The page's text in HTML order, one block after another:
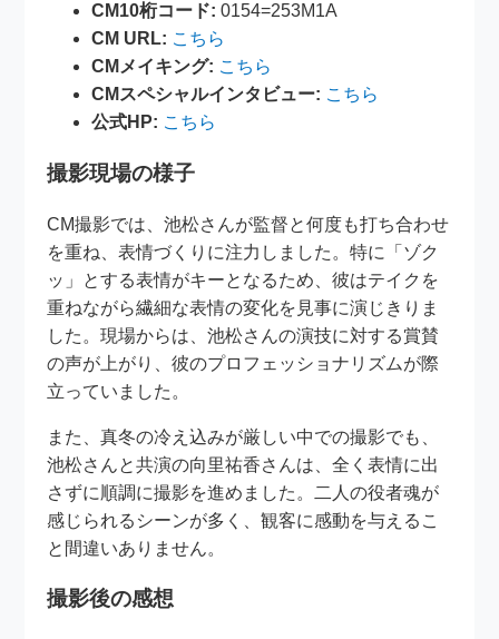
CM10桁コード: 0154=253M1A
CM URL: こちら
CMメイキング: こちら
CMスペシャルインタビュー: こちら
公式HP: こちら
撮影現場の様子
CM撮影では、池松さんが監督と何度も打ち合わせ
を重ね、表情づくりに注力しました。特に「ゾク
ッ」とする表情がキーとなるため、彼はテイクを
重ねながら繊細な表情の変化を見事に演じきりま
した。現場からは、池松さんの演技に対する賞賛
の声が上がり、彼のプロフェッショナリズムが際
立っていました。
また、真冬の冷え込みが厳しい中での撮影でも、
池松さんと共演の向里祐香さんは、全く表情に出
さずに順調に撮影を進めました。二人の役者魂が
感じられるシーンが多く、観客に感動を与えるこ
と間違いありません。
撮影後の感想